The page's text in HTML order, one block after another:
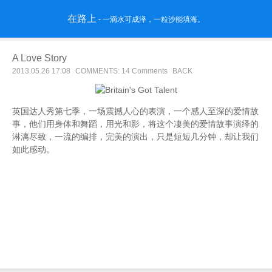
在路上 - 一滴水可成泽，一粒沙能填海。
A Love Story
2013.05.26 17:08 COMMENTS: 14 Comments BACK
英国达人秀第七季，一场震撼人心的表演，一个感人至深的爱情故
事，他们用身体和舞蹈，用光和影，将这个凄美的爱情故事演绎的
淋漓尽致，一流的编排，完美的演出，只是短短几分钟，却让我们
如此感动。